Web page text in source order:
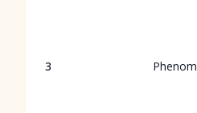
3 Phenom